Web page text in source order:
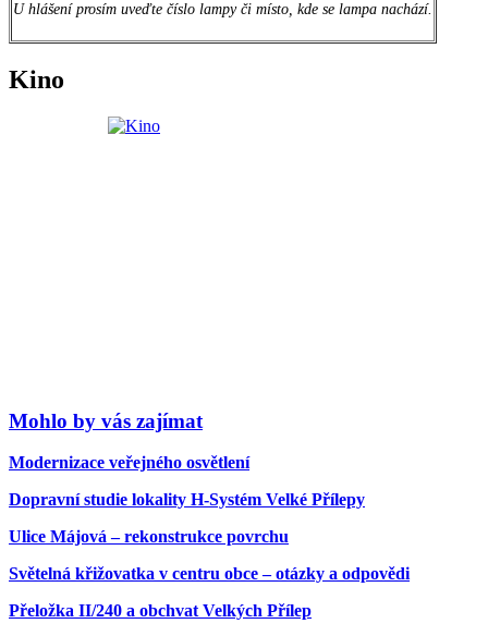
U hlášení prosím uveďte číslo lampy či místo, kde se lampa nachází.
Kino
Mohlo by vás zajímat
Modernizace veřejného osvětlení
Dopravní studie lokality H-Systém Velké Přílepy
Ulice Májová – rekonstrukce povrchu
Světelná křižovatka v centru obce – otázky a odpovědi
Přeložka II/240 a obchvat Velkých Přílep